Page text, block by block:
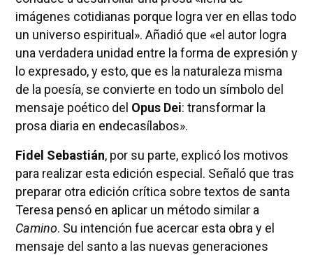
imágenes cotidianas porque logra ver en ellas todo
un universo espiritual». Añadió que «el autor logra
una verdadera unidad entre la forma de expresión y
lo expresado, y esto, que es la naturaleza misma
de la poesía, se convierte en todo un símbolo del
mensaje poético del Opus Dei: transformar la
prosa diaria en endecasílabos».
Fidel Sebastián, por su parte, explicó los motivos
para realizar esta edición especial. Señaló que tras
preparar otra edición crítica sobre textos de santa
Teresa pensó en aplicar un método similar a
Camino. Su intención fue acercar esta obra y el
mensaje del santo a las nuevas generaciones